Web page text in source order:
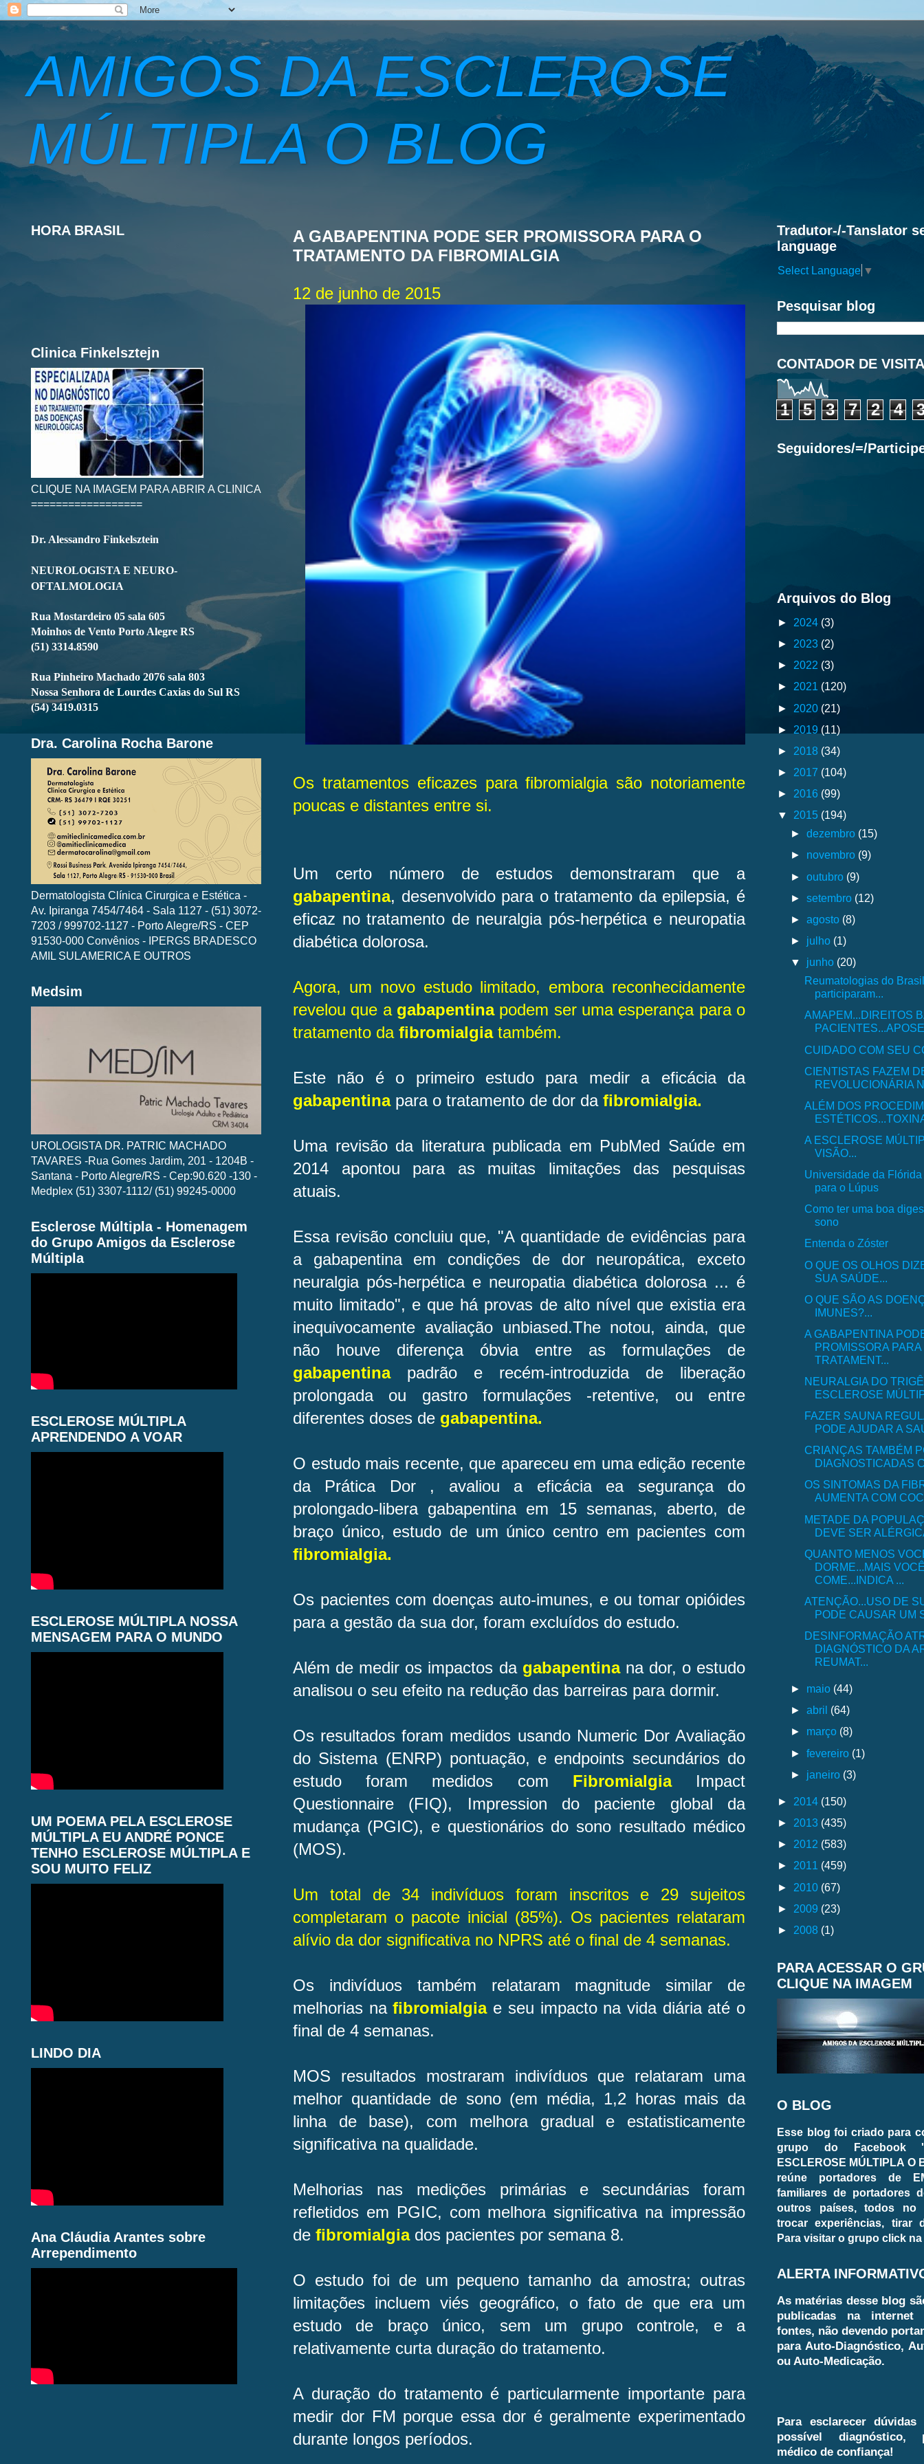
AMIGOS DA ESCLEROSE
MÚLTIPLA O BLOG
A GABAPENTINA PODE SER PROMISSORA PARA O
TRATAMENTO DA FIBROMIALGIA
12 de junho de 2015
Os tratamentos eficazes para fibromialgia são notoriamente
poucas e distantes entre si.
Um certo número de estudos demonstraram que a
gabapentina, desenvolvido para o tratamento da epilepsia, é
eficaz no tratamento de neuralgia pós-herpética e neuropatia
diabética dolorosa.
Agora, um novo estudo limitado, embora reconhecidamente
revelou que a gabapentina podem ser uma esperança para o
tratamento da fibromialgiatambém.
Este não é o primeiro estudo para medir a eficácia da
gabapentinapara o tratamento de dor da fibromialgia.
Uma revisão da literatura publicada em PubMed Saúde em
2014 apontou para as muitas limitações das pesquisas
atuais.
Essa revisão concluiu que, "A quantidade de evidências para
a gabapentina em condições de dor neuropática, exceto
neuralgia pós-herpética e neuropatia diabética dolorosa ... é
muito limitado", e que há provas de alto nível que existia era
inequivocamente avaliação unbiased.The notou, ainda, que
não houve diferença óbvia entre as formulações de
gabapentina padrão e recém-introduzida de liberação
prolongada ou gastro formulações -retentive, ou entre
diferentes doses de gabapentina.
O estudo mais recente, que apareceu em uma edição recente
da Prática Dor , avaliou a eficácia ea segurança do
prolongado-libera gabapentina em 15 semanas, aberto, de
braço único, estudo de um único centro em pacientes com
fibromialgia.
Os pacientes com doenças auto-imunes, e ou tomar opióides
para a gestão da sua dor, foram excluídos do estudo.
Além de medir os impactos da gabapentinana dor, o estudo
analisou o seu efeito na redução das barreiras para dormir.
Os resultados foram medidos usando Numeric Dor Avaliação
do Sistema (ENRP) pontuação, e endpoints secundários do
estudo foram medidos com Fibromialgia Impact
Questionnaire (FIQ), Impression do paciente global da
mudança (PGIC), e questionários do sono resultado médico
(MOS).
Um total de 34 indivíduos foram inscritos e 29 sujeitos
completaram o pacote inicial (85%). Os pacientes relataram
alívio da dor significativa no NPRS até o final de 4 semanas.
Os indivíduos também relataram magnitude similar de
melhorias nafibromialgiae seu impacto na vida diária até o
final de 4 semanas.
MOS resultados mostraram indivíduos que relataram uma
melhor quantidade de sono (em média, 1,2 horas mais da
linha de base), com melhora gradual e estatisticamente
significativa na qualidade.
Melhorias nas medições primárias e secundárias foram
refletidos em PGIC, com melhora significativa na impressão
de fibromialgiados pacientes por semana 8.
O estudo foi de um pequeno tamanho da amostra; outras
limitações incluem viés geográfico, o fato de que era um
estudo de braço único, sem um grupo controle, e a
relativamente curta duração do tratamento.
A duração do tratamento é particularmente importante para
medir dor FM porque essa dor é geralmente experimentado
durante longos períodos.
HORA BRASIL
Clinica Finkelsztejn
CLIQUE NA IMAGEM PARA ABRIR A CLINICA
==================
Dr. Alessandro Finkelsztein
NEUROLOGISTA E NEURO-
OFTALMOLOGIA
Rua Mostardeiro 05 sala 605
Moinhos de Vento Porto Alegre RS
(51) 3314.8590
Rua Pinheiro Machado 2076 sala 803
Nossa Senhora de Lourdes Caxias do Sul RS
(54) 3419.0315
Dra. Carolina Rocha Barone
Dermatologista Clínica Cirurgica e Estética -
Av. Ipiranga 7454/7464 - Sala 1127 - (51) 3072-
7203 / 999702-1127 - Porto Alegre/RS - CEP
91530-000 Convênios - IPERGS BRADESCO
AMIL SULAMERICA E OUTROS
Medsim
UROLOGISTA DR. PATRIC MACHADO
TAVARES -Rua Gomes Jardim, 201 - 1204B -
Santana - Porto Alegre/RS - Cep:90.620 -130 -
Medplex (51) 3307-1112/ (51) 99245-0000
Esclerose Múltipla - Homenagem
do Grupo Amigos da Esclerose
Múltipla
ESCLEROSE MÚLTIPLA
APRENDENDO A VOAR
ESCLEROSE MÚLTIPLA NOSSA
MENSAGEM PARA O MUNDO
UM POEMA PELA ESCLEROSE
MÚLTIPLA EU ANDRÉ PONCE
TENHO ESCLEROSE MÚLTIPLA E
SOU MUITO FELIZ
LINDO DIA
Ana Cláudia Arantes sobre
Arrependimento
Tradutor-/-Tanslator
language
Select Language ▼
Pesquisar blog
CONTADOR DE
1 5 3 7 2 4
Seguidores/=/
Arquivos do Blog
► 2024 (3)
► 2023 (2)
► 2022 (3)
► 2021 (120)
► 2020 (21)
► 2019 (11)
► 2018 (34)
► 2017 (104)
► 2016 (99)
▼ 2015 (194)
►dezembro (15)
► novembro (9)
►outubro (9)
►setembro (12)
►agosto (8)
► julho (1)
▼ junho (20)
Reumatologias do
participaram...
AMAPEM...DIREITOS
CUIDADO COM SEU
CIENTISTAS FAZEM
REVOLUCIONÁRIA
ALÉM DOS
A ESCLEROSE
VISÃO...
Universidade da
para o Lúpus
Como ter uma boa
sono
Entenda o Zóster
O QUE OS OLHOS
SUA SAÚDE...
O QUE SÃO AS
IMUNES?...
A GABAPENTINA
PROMISSORA PARA
TRATAMENT...
NEURALGIA DO
ESCLEROSE
FAZER SAUNA
PODE AJUDAR A
CRIANÇAS TAMBÉM
DIAGNOSTICADAS
OS SINTOMAS DA
AUMENTA COM
METADE DA
DEVE SER
QUANTO MENOS
DORME...MAIS
COME...INDICA ...
ATENÇÃO...USO DE
PODE CAUSAR UM
DESINFORMAÇÃO
DIAGNÓSTICO DA
REUMAT...
► maio (44)
►abril (64)
► março (8)
►fevereiro (1)
► janeiro (3)
► 2014 (150)
► 2013 (435)
► 2012 (583)
► 2011 (459)
► 2010 (67)
► 2009 (23)
► 2008 (1)
PARA ACESSAR O
CLIQUE NA IMAGEM
O BLOG
Esse blog foi criado para
grupo do Facebook
ESCLEROSE MÚLTIPLA O
reúne portadores de
familiares de portadores
outros países, todos no
trocar experiências, tirar
Para visitar o grupo click
ALERTA
As matérias desse blog
publicadas na internet
fontes, não devendo
para Auto-Diagnóstico,
ou Auto-Medicação.
Para esclarecer
possível diagnóstico,
médico de confiança!